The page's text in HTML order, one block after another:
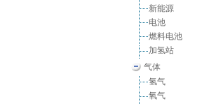
新能源
电池
燃料电池
加氢站
气体
氢气
氧气